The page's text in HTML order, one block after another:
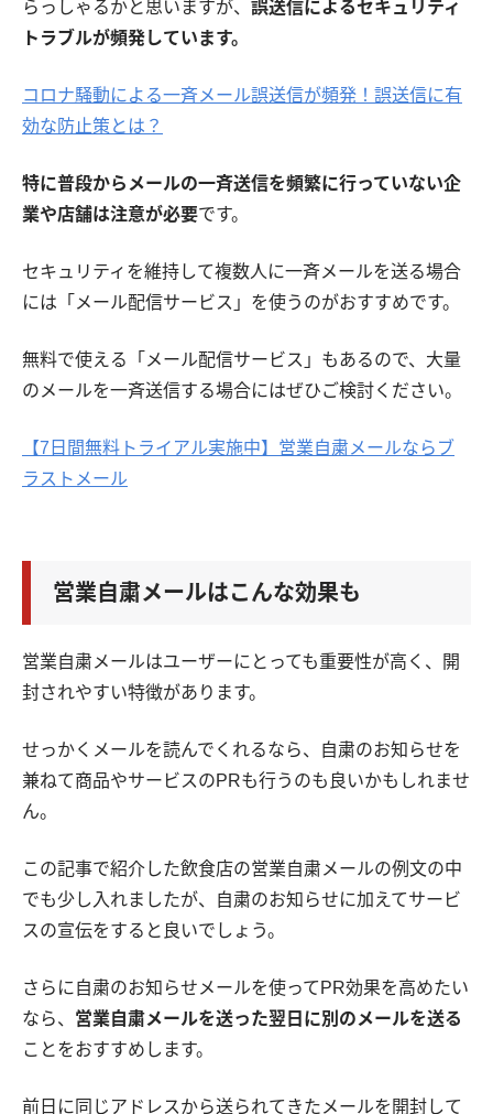
らっしゃるかと思いますが、 誤送信によるセキュリティ
トラブルが頻発しています。
コロナ騒動による一斉メール誤送信が頻発！誤送信に有
効な防止策とは？
特に普段からメールの一斉送信を頻繁に行っていない企
業や店舗は注意が必要です。
セキュリティを維持して複数人に一斉メールを送る場合
には「メール配信サービス」を使うのがおすすめです。
無料で使える「メール配信サービス」もあるので、大量
のメールを一斉送信する場合にはぜひご検討ください。
【7日間無料トライアル実施中】営業自粛メールならブ
ラストメール
営業自粛メールはこんな効果も
営業自粛メールはユーザーにとっても重要性が高く、開
封されやすい特徴があります。
せっかくメールを読んでくれるなら、自粛のお知らせを
兼ねて商品やサービスのPRも行うのも良いかもしれませ
ん。
この記事で紹介した飲食店の営業自粛メールの例文の中
でも少し入れましたが、自粛のお知らせに加えてサービ
スの宣伝をすると良いでしょう。
さらに自粛のお知らせメールを使ってPR効果を高めたい
なら、 営業自粛メールを送った翌日に別のメールを送る
ことをおすすめします。
前日に同じアドレスから送られてきたメールを開封して